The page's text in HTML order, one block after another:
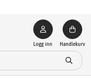
Logg inn Handlekurv